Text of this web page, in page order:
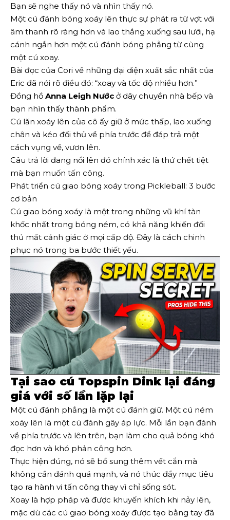
Bạn sẽ nghe thấy nó và nhìn thấy nó.
Một cú đánh bóng xoáy lên thực sự phát ra từ vợt với
âm thanh rõ ràng hơn và lao thẳng xuống sau lưới, hạ
cánh ngắn hơn một cú đánh bóng phẳng từ cùng
một cú xoay.
Bài đọc của Cori về những đại diện xuất sắc nhất của
Eric đã nói rõ điều đó: “xoay và tốc độ nhiều hơn.”
Đồng hồ Anna Leigh Nước ở dây chuyền nhà bếp và
bạn nhìn thấy thành phẩm.
Cú lăn xoáy lên của cô ấy giữ ở mức thấp, lao xuống
chân và kéo đối thủ về phía trước để đáp trả một
cách vụng về, vươn lên.
Câu trả lời đang nổi lên đó chính xác là thứ chết tiệt
mà bạn muốn tấn công.
Phát triển cú giao bóng xoáy trong Pickleball: 3 bước
cơ bản
Cú giao bóng xoáy là một trong những vũ khí tàn
khốc nhất trong bóng ném, có khả năng khiến đối
thủ mất cảnh giác ở mọi cấp độ. Đây là cách chinh
phục nó trong ba bước thiết yếu.
Tại sao cú Topspin Dink lại đáng
giá với số lần lặp lại
Một cú đánh phẳng là một cú đánh giữ. Một cú ném
xoáy lên là một cú đánh gây áp lực. Mỗi lần bạn đánh
về phía trước và lên trên, bạn làm cho quả bóng khó
đọc hơn và khó phản công hơn.
Thực hiện đúng, nó sẽ bổ sung thêm vết cắn mà
không cần đánh quá mạnh, và nó thúc đẩy mục tiêu
tạo ra hành vi tấn công thay vì chỉ sống sót.
Xoay là hợp pháp và được khuyến khích khi nảy lên,
mặc dù các cú giao bóng xoáy được tạo bằng tay đã